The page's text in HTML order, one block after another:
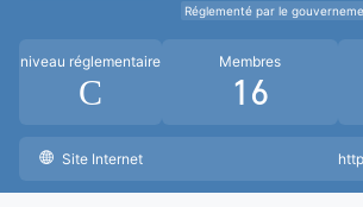
Réglementé par le
niveau réglementaire
C
Membres
16
Site Internet